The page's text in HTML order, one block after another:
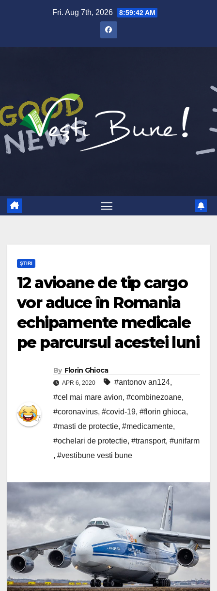
Fri. Aug 7th, 2026 8:59:43 AM
ȘTIRI
12 avioane de tip cargo
vor aduce în Romania
echipamente medicale
pe parcursul acestei luni
By Florin Ghioca
APR 6, 2020 #antonov an124,
#cel mai mare avion, #combinezoane,
#coronavirus, #covid-19, #florin ghioca,
#masti de protectie, #medicamente,
#ochelari de protectie, #transport, #unifarm
, #vestibune vesti bune